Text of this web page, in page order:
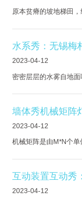
原本贫瘠的坡地梯田
费的生态景观多媒体视
州夜经济的又一亮点
2023-04-12
密密层层的水雾自地
烁。恰似银河落水，整
怪陆离了。
2023-04-12
机械矩阵是由M*N个
阵中的每个单元升降高
通过矩阵高程变化构
2023-04-12